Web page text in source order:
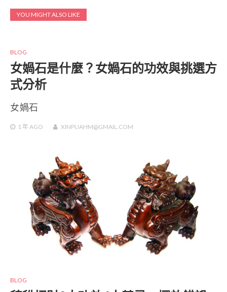
YOU MIGHT ALSO LIKE
BLOG
女媧石是什麼？女媧石的功效與挑選方
式分析
女媧石
1 年 AGO XINPUAHM@GMAIL.COM
BLOG